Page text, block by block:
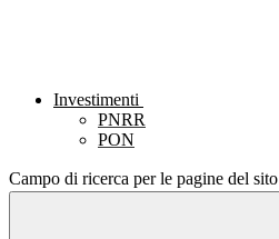
Investimenti
PNRR
PON
Campo di ricerca per le pagine del sito